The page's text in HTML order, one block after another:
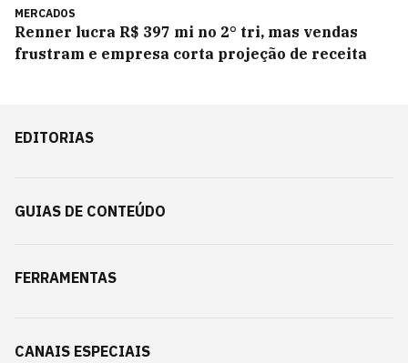
MERCADOS
Renner lucra R$ 397 mi no 2° tri, mas vendas
frustram e empresa corta projeção de receita
EDITORIAS
GUIAS DE CONTEÚDO
FERRAMENTAS
CANAIS ESPECIAIS